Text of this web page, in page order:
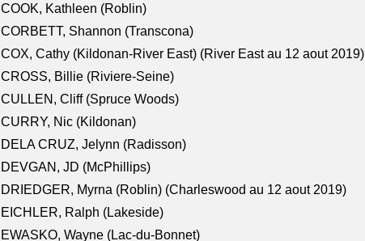
COOK, Kathleen (Roblin)
CORBETT, Shannon (Transcona)
COX, Cathy (Kildonan-River East) (River East au 12 aout 2019)
CROSS, Billie (Riviere-Seine)
CULLEN, Cliff (Spruce Woods)
CURRY, Nic (Kildonan)
DELA CRUZ, Jelynn (Radisson)
DEVGAN, JD (McPhillips)
DRIEDGER, Myrna (Roblin) (Charleswood au 12 aout 2019)
EICHLER, Ralph (Lakeside)
EWASKO, Wayne (Lac-du-Bonnet)